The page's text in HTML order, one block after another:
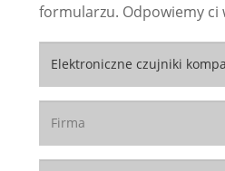
formularzu. Odpowiemy ci